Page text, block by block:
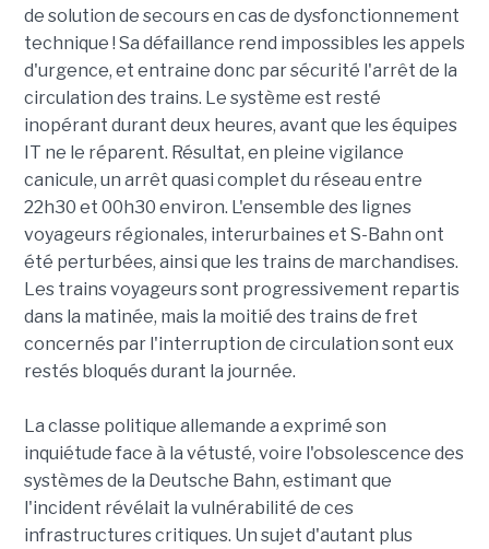
de solution de secours en cas de dysfonctionnement
technique ! Sa défaillance rend impossibles les appels
d'urgence, et entraine donc par sécurité l'arrêt de la
circulation des trains. Le système est resté
inopérant durant deux heures, avant que les équipes
IT ne le réparent. Résultat, en pleine vigilance
canicule, un arrêt quasi complet du réseau entre
22h30 et 00h30 environ. L'ensemble des lignes
voyageurs régionales, interurbaines et S-Bahn ont
été perturbées, ainsi que les trains de marchandises.
Les trains voyageurs sont progressivement repartis
dans la matinée, mais la moitié des trains de fret
concernés par l'interruption de circulation sont eux
restés bloqués durant la journée.
La classe politique allemande a exprimé son
inquiétude face à la vétusté, voire l'obsolescence des
systèmes de la Deutsche Bahn, estimant que
l'incident révélait la vulnérabilité de ces
infrastructures critiques. Un sujet d'autant plus